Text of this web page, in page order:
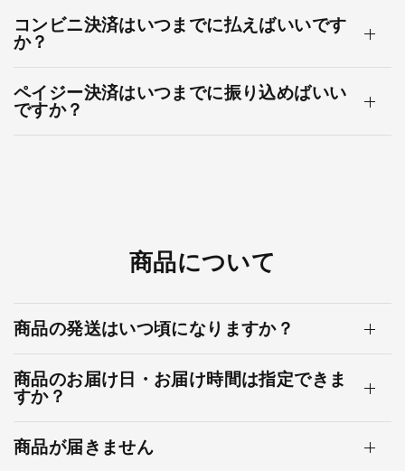
コンビニ決済はいつまでに払えばいいです
か？
ペイジー決済はいつまでに振り込めばいい
ですか？
商品について
商品の発送はいつ頃になりますか？
商品のお届け日・お届け時間は指定できま
すか？
商品が届きません